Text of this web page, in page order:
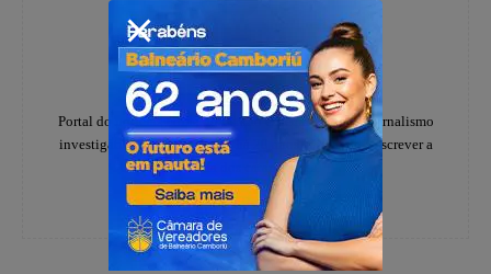
Redação
https://www.instagram.com/folhadoestadosc/
Portal do notícias Folha do Estado especializado em jornalismo
investigativo e de denúncias, há 20 anos, ajudando a escrever a
história dos catarinenses.